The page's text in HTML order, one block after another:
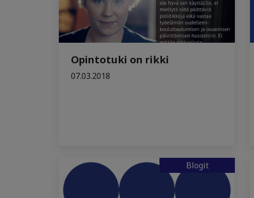
Opintotuki on rikki
07.03.2018
Blogit